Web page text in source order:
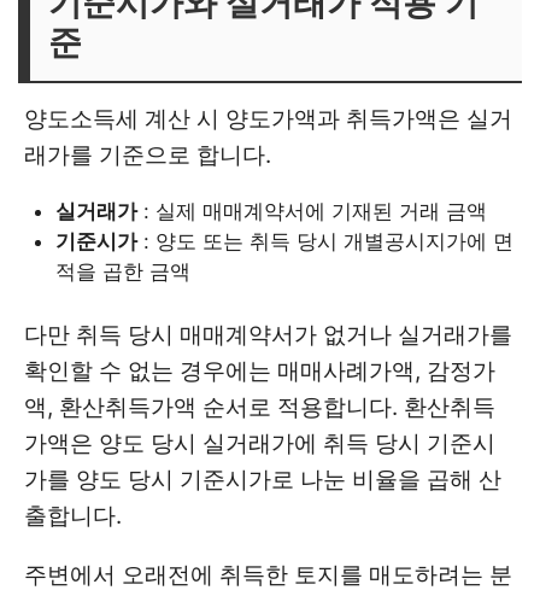
준
양도소득세 계산 시 양도가액과 취득가액은 실거
래가를 기준으로 합니다.
실거래가: 실제 매매계약서에 기재된 거래 금액
기준시가: 양도 또는 취득 당시 개별공시지가에 면
적을 곱한 금액
다만 취득 당시 매매계약서가 없거나 실거래가를
확인할 수 없는 경우에는 매매사례가액, 감정가
액, 환산취득가액 순서로 적용합니다. 환산취득
가액은 양도 당시 실거래가에 취득 당시 기준시
가를 양도 당시 기준시가로 나눈 비율을 곱해 산
출합니다.
주변에서 오래전에 취득한 토지를 매도하려는 분